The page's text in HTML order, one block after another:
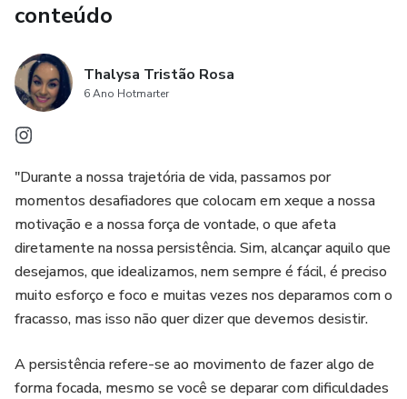
conteúdo
Thalysa Tristão Rosa
6 Ano Hotmarter
"Durante a nossa trajetória de vida, passamos por
momentos desafiadores que colocam em xeque a nossa
motivação e a nossa força de vontade, o que afeta
diretamente na nossa persistência. Sim, alcançar aquilo que
desejamos, que idealizamos, nem sempre é fácil, é preciso
muito esforço e foco e muitas vezes nos deparamos com o
fracasso, mas isso não quer dizer que devemos desistir.
A persistência refere-se ao movimento de fazer algo de
forma focada, mesmo se você se deparar com dificuldades